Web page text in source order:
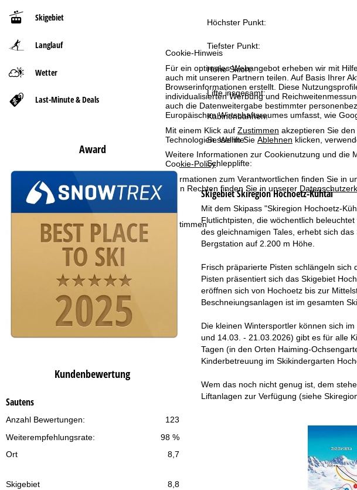
Cookie-Hinweis
Für ein optimales Webangebot erheben wir mit
auch mit unseren Partnern teilen. Auf Basis Ihrer
Browserinformationen erstellt. Diese
individualisierten Werbung und
auch die Datenweitergabe bestimmter
Europäischen Wirtschaftsraumes umfasst, wie
Mit einem Klick auf Zustimmen akzeptieren Sie
Technologien. Wenn Sie Ablehnen klicken,
Weitere Informationen zur Cookienutzung und die
Cookie-Policy.
Informationen zum Verantwortlichen finden Sie in
Ihren Rechten finden Sie in unserer
Zustimmen
Skigebiet
Langlauf
Wetter
Last-Minute & Deals
Award
Kundenbewertung
Sautens
123
Anzahl Bewertungen:
98 %
Weiterempfehlungsrate:
Ort
8,7
Skigebiet 8,8
t
s
e
i
t
e
Höchster Punkt:
Tiefster Punkt:
Höhe Skiort:
Lifte insgesamt:
Kabinenbahnen:
Sessellifte:
Schlepplifte:
SkigebietSkiregion Hochoetz-Kühtai
Mit dem Skipass "Skiregion Hochoetz-
Flutlichtpisten, die wöchentlich
des gleichnamigen Tales, erhebt sich
Bergstation auf 2.200 m Höhe.
Frisch präparierte Pisten schlängeln
Pisten präsentiert sich das Skigebiet
eröffnen sich von Hochoetz bis zur
Beschneiungsanlagen ist im gesamten
Die kleinen Wintersportler können sich
und 14.03. - 21.03.2026) gibt es für alle
Tagen (in den Orten Haiming-
Kinderbetreuung im Skikindergarten
Wem das noch nicht genug ist, dem
Liftanlagen zur Verfügung (siehe